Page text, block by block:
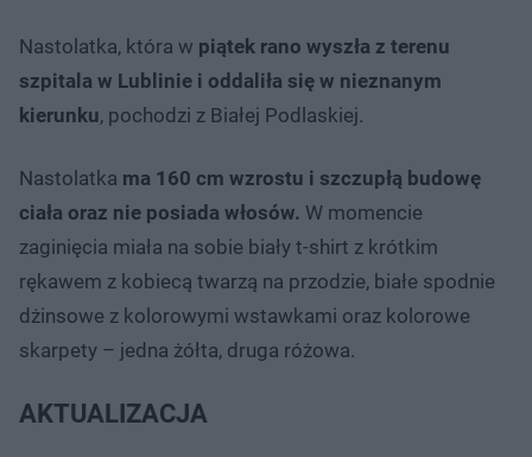
Nastolatka, która w piątek rano wyszła z terenu
szpitala w Lublinie i oddaliła się w nieznanym
kierunku, pochodzi z Białej Podlaskiej.
Nastolatka ma 160 cm wzrostu i szczupłą budowę
ciała oraz nie posiada włosów. W momencie
zaginięcia miała na sobie biały t-shirt z krótkim
rękawem z kobiecą twarzą na przodzie, białe spodnie
dżinsowe z kolorowymi wstawkami oraz kolorowe
skarpety – jedna żółta, druga różowa.
AKTUALIZACJA